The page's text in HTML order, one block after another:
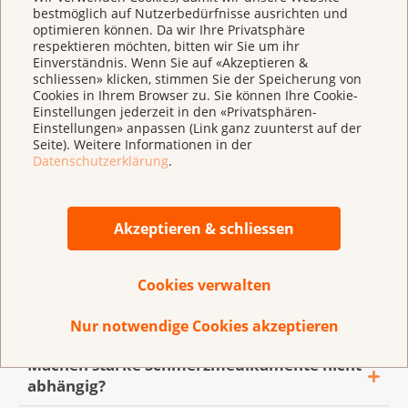
bestmöglich auf Nutzerbedürfnisse ausrichten und
optimieren können. Da wir Ihre Privatsphäre
respektieren möchten, bitten wir Sie um ihr
Einverständnis. Wenn Sie auf «Akzeptieren &
schliessen» klicken, stimmen Sie der Speicherung von
Cookies in Ihrem Browser zu. Sie können Ihre Cookie-
Einstellungen jederzeit in den «Privatsphären-
Einstellungen» anpassen (Link ganz zuunterst auf der
Seite). Weitere Informationen in der
Datenschutzerklärung.
Akzeptieren & schliessen
Cookies verwalten
Nur notwendige Cookies akzeptieren
entspannende Mittel
Nicht medikamentöse Schmerzbehandlung
(Wickel, Lagerung, Entspannungstechniken, Musik
usw.)
Was ist Schmerz und haben Schmerzen
Schmerzen werden sehr unterschiedlich
erlebt. Sie sind eine individuelle und
subjektive Erfahrung. Schmerzen sind häufig
der Grund, weshalb Betroffene medizinische
Hilfe suchen. Akute Schmerzen erfüllen eine
Gewebeschädigung oder zeigen eine
drohende Krankheit an. Die Ärzte in der
Was versteht man unter einer modernen
Schmerztherapie und wie werden
Weltgesundheitsorganisation WHO klare
Bis eine befriedigende Schmerzlinderung
Schmerztherapie in Frage?
Es gibt Schmerzmittel mit den Wirkstoffen
Acetylsalicylsäure (Aspirin®, Alkacyl®),
Machen starke Schmerzmedikamente nicht
abhängig?